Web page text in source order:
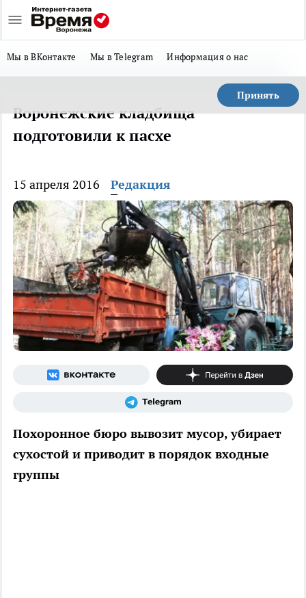
Мы в ВКонтакте Мы в Telegram Информация о нас
Принять
Воронежские кладбища
подготовили к пасхе
15 апреля 2016 Редакция
Похоронное бюро вывозит мусор, убирает
сухостой и приводит в порядок входные
группы